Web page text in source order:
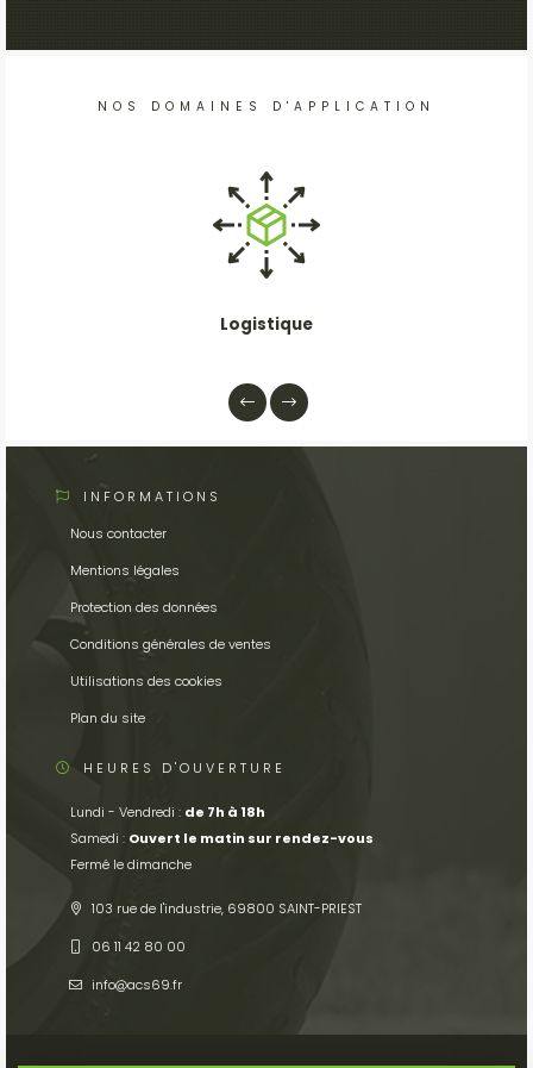
NOS DOMAINES D'APPLICATION
Logistique
INFORMATIONS
Nous contacter
Mentions légales
Protection des données
Conditions générales de ventes
Utilisations des cookies
Plan du site
HEURES D'OUVERTURE
Lundi - Vendredi : de 7h à 18h
Samedi : Ouvert le matin sur rendez-vous
Fermé le dimanche
103 rue de l'industrie, 69800 SAINT-PRIEST
06 11 42 80 00
info
acs69.fr